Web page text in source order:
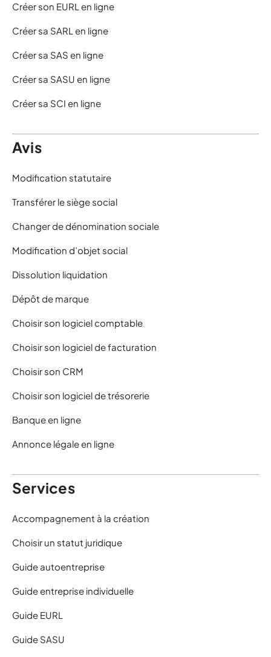
Créer son EURL en ligne
Créer sa SARL en ligne
Créer sa SAS en ligne
Créer sa SASU en ligne
Créer sa SCI en ligne
Avis
Modification statutaire
Transférer le siège social
Changer de dénomination sociale
Modification d’objet social
Dissolution liquidation
Dépôt de marque
Choisir son logiciel comptable
Choisir son logiciel de facturation
Choisir son CRM
Choisir son logiciel de trésorerie
Banque en ligne
Annonce légale en ligne
Services
Accompagnement à la création
Choisir un statut juridique
Guide autoentreprise
Guide entreprise individuelle
Guide EURL
Guide SASU